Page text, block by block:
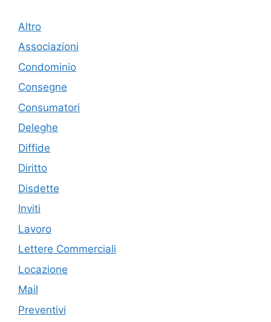
Altro
Associazioni
Condominio
Consegne
Consumatori
Deleghe
Diffide
Diritto
Disdette
Inviti
Lavoro
Lettere Commerciali
Locazione
Mail
Preventivi